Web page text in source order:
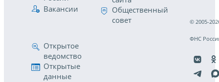
Вакансии
Общественный
совет
Открытое
ведомство
Открытые
данные
© 2005-
ФНС